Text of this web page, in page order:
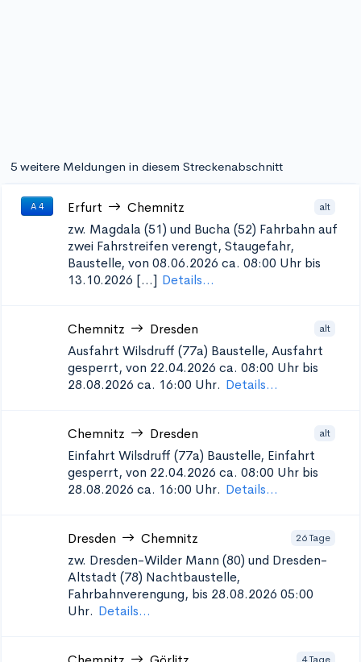
5 weitere Meldungen in diesem Streckenabschnitt
A 4 Erfurt Chemnitz alt
zw. Magdala (51) und Bucha (52) Fahrbahn auf
zwei Fahrstreifen verengt, Staugefahr,
Baustelle, von 08.06.2026 ca. 08:00 Uhr bis
13.10.2026 [...] Details...
Chemnitz Dresden alt
Ausfahrt Wilsdruff (77a) Baustelle, Ausfahrt
gesperrt, von 22.04.2026 ca. 08:00 Uhr bis
28.08.2026 ca. 16:00 Uhr. Details...
Chemnitz Dresden alt
Einfahrt Wilsdruff (77a) Baustelle, Einfahrt
gesperrt, von 22.04.2026 ca. 08:00 Uhr bis
28.08.2026 ca. 16:00 Uhr. Details...
Dresden Chemnitz 26 Tage
zw. Dresden-Wilder Mann (80) und Dresden-
Altstadt (78) Nachtbaustelle,
Fahrbahnverengung, bis 28.08.2026 05:00
Uhr. Details...